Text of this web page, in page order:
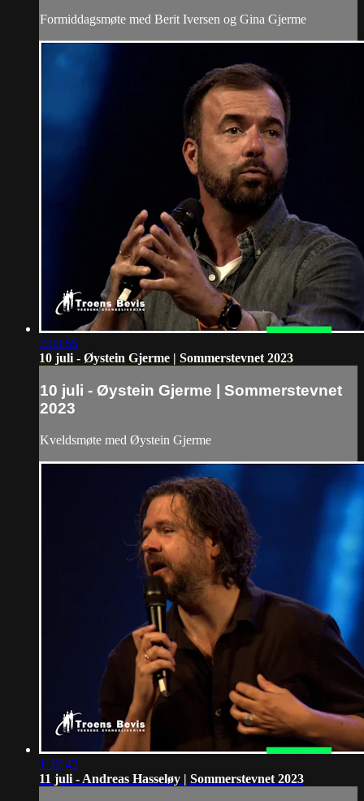
Formiddagsmøte med Berit Iversen og Gina Gjerme
2:03:55
10 juli - Øystein Gjerme | Sommerstevnet 2023
10 juli - Øystein Gjerme | Sommerstevnet
2023
Kveldsmøte med Øystein Gjerme
1:32:42
11 juli - Andreas Hasseløy | Sommerstevnet 2023